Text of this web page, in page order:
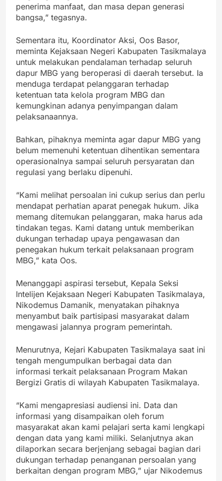
penerima manfaat, dan masa depan generasi
bangsa,” tegasnya.
Sementara itu, Koordinator Aksi, Oos Basor,
meminta Kejaksaan Negeri Kabupaten Tasikmalaya
untuk melakukan pendalaman terhadap seluruh
dapur MBG yang beroperasi di daerah tersebut. Ia
menduga terdapat pelanggaran terhadap
ketentuan tata kelola program MBG dan
kemungkinan adanya penyimpangan dalam
pelaksanaannya.
Bahkan, pihaknya meminta agar dapur MBG yang
belum memenuhi ketentuan dihentikan sementara
operasionalnya sampai seluruh persyaratan dan
regulasi yang berlaku dipenuhi.
“Kami melihat persoalan ini cukup serius dan perlu
mendapat perhatian aparat penegak hukum. Jika
memang ditemukan pelanggaran, maka harus ada
tindakan tegas. Kami datang untuk memberikan
dukungan terhadap upaya pengawasan dan
penegakan hukum terkait pelaksanaan program
MBG,” kata Oos.
Menanggapi aspirasi tersebut, Kepala Seksi
Intelijen Kejaksaan Negeri Kabupaten Tasikmalaya,
Nikodemus Damanik, menyatakan pihaknya
menyambut baik partisipasi masyarakat dalam
mengawasi jalannya program pemerintah.
Menurutnya, Kejari Kabupaten Tasikmalaya saat ini
tengah mengumpulkan berbagai data dan
informasi terkait pelaksanaan Program Makan
Bergizi Gratis di wilayah Kabupaten Tasikmalaya.
“Kami mengapresiasi audiensi ini. Data dan
informasi yang disampaikan oleh forum
masyarakat akan kami pelajari serta kami lengkapi
dengan data yang kami miliki. Selanjutnya akan
dilaporkan secara berjenjang sebagai bagian dari
dukungan terhadap penanganan persoalan yang
berkaitan dengan program MBG,” ujar Nikodemus